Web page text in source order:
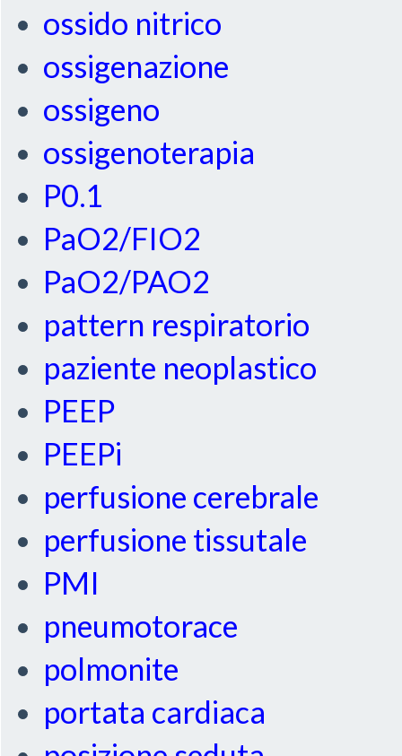
ossido nitrico
ossigenazione
ossigeno
ossigenoterapia
P0.1
PaO2/FIO2
PaO2/PAO2
pattern respiratorio
paziente neoplastico
PEEP
PEEPi
perfusione cerebrale
perfusione tissutale
PMI
pneumotorace
polmonite
portata cardiaca